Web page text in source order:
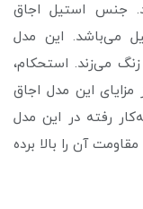
جنس استیل اجاق
می‌باشد. این مدل
می‌زند. استحکام،
این مدل اجاق
رفته در این مدل
آن را بالا برده